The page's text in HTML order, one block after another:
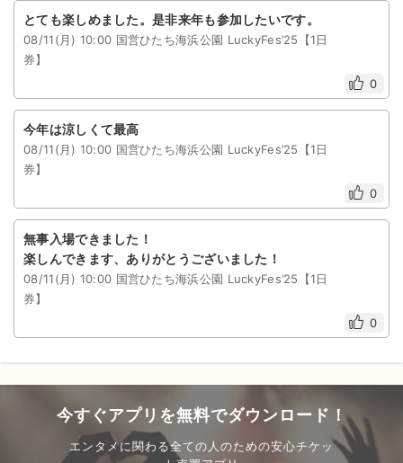
とても楽しめました。是非来年も参加したいです。
08/11(月) 10:00 国営ひたち海浜公園 LuckyFes’25【1日
券】
0
今年は涼しくて最高
08/11(月) 10:00 国営ひたち海浜公園 LuckyFes’25【1日
券】
0
無事入場できました！
楽しんできます、ありがとうございました！
08/11(月) 10:00 国営ひたち海浜公園 LuckyFes’25【1日
券】
0
今すぐアプリを無料でダウンロード！
エンタメに関わる全ての人のための安心チケッ